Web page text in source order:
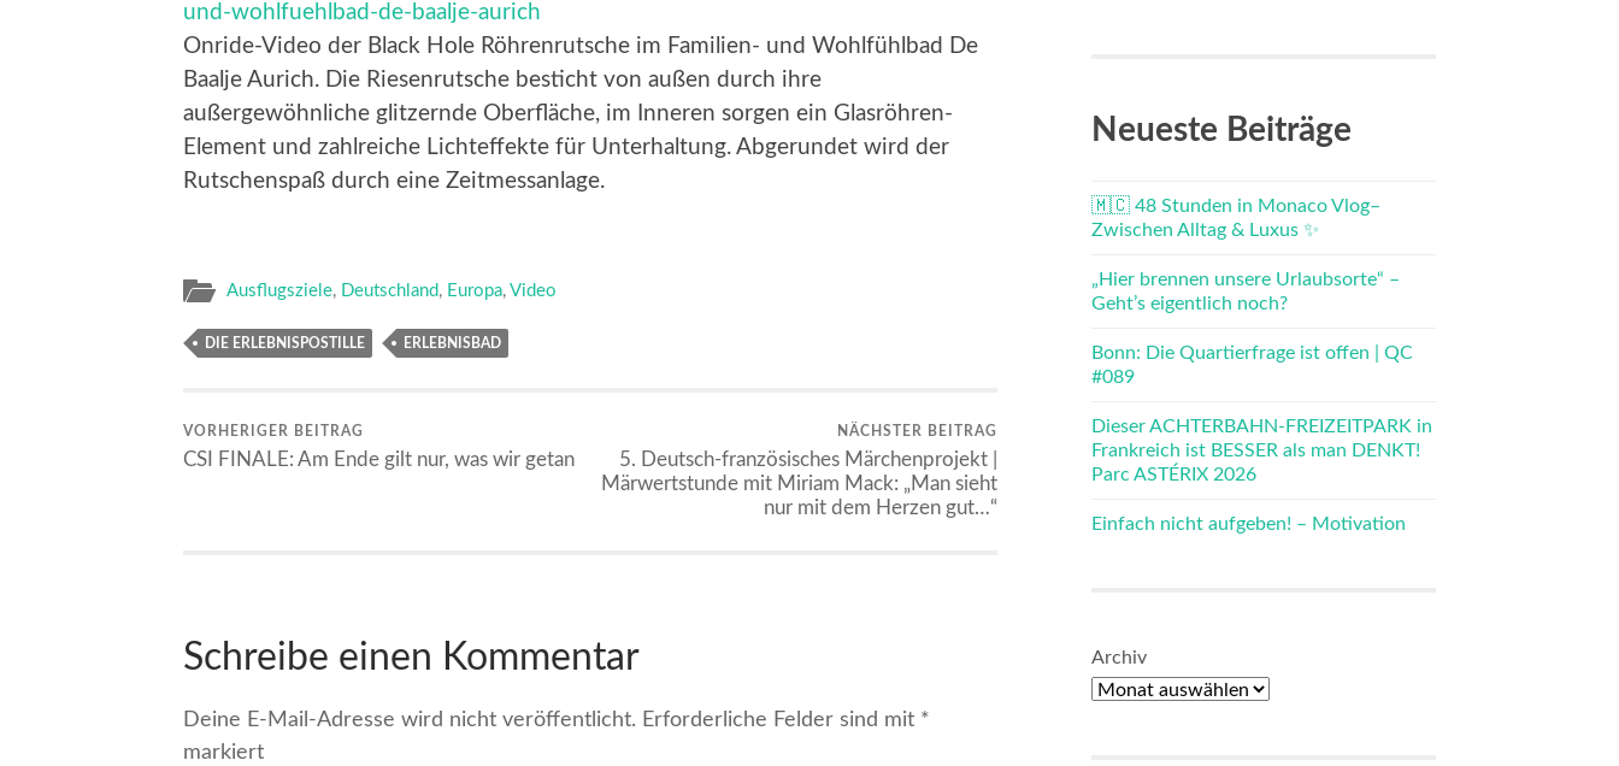
und-wohlfuehlbad-de-baalje-aurich
Onride-Video der Black Hole Röhrenrutsche im Familien- und Wohlfühlbad De
Baalje Aurich. Die Riesenrutsche besticht von außen durch ihre
außergewöhnliche glitzernde Oberfläche, im Inneren sorgen ein Glasröhren-
Element und zahlreiche Lichteffekte für Unterhaltung. Abgerundet wird der
Rutschenspaß durch eine Zeitmessanlage.
Ausflugsziele, Deutschland , Europa, Video
DIE ERLEBNISPOSTILLE ERLEBNISBAD
VORHERIGER BEITRAG
CSI FINALE: Am Ende gilt nur, was wir getan
NÄCHSTER BEITRAG
5. Deutsch-französisches Märchenprojekt |
Märwertstunde mit Miriam Mack: „Man sieht
nur mit dem Herzen gut…“
Schreibe einen Kommentar
Deine E-Mail-Adresse wird nicht veröffentlicht. Erforderliche Felder sind mit *
markiert
Neueste Beiträge
🇲🇨 48 Stunden in Monaco Vlog–
Zwischen Alltag & Luxus ✨
„Hier brennen unsere Urlaubsorte“ –
Geht’s eigentlich noch?
Bonn: Die Quartierfrage ist offen | QC
#089
Dieser ACHTERBAHN-FREIZEITPARK in
Frankreich ist BESSER als man DENKT!
Parc ASTÉRIX 2026
Einfach nicht aufgeben! – Motivation
Archiv